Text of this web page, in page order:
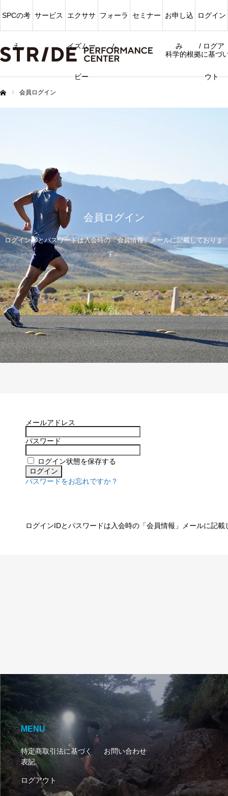
科学的根拠に基づ
SPCの考
え
サービス エクササ
イズムー
ビー
フォーラ
ム
セミナー お申し込
み
ログイン
/ ログア
ウト
会員ログイン
会員ログイン
ログインIDとパスワードは入会時の「会員情報」メールに記載しておりま
す。
メールアドレス
パスワード
ログイン状態を保存する
パスワードをお忘れですか？
ログインIDとパスワードは入会時の「会員情報」メールに記載
MENU
特定商取引法に基づく
表記
お問い合わせ
ログアウト